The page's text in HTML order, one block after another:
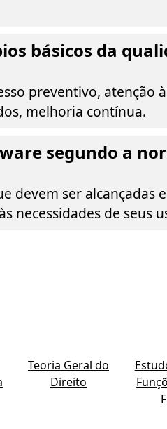
básicos da
preventivo, atenção
melhoria contínua.
segundo a
devem ser alcançadas
necessidades de seus
Teoria Geral do
Direito